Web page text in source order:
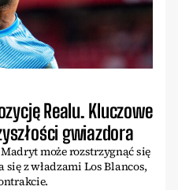
Realu. Kluczowe
gwiazdora
może rozstrzygnąć się
z władzami Los Blancos,